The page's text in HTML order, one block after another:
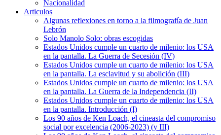
Nacionalidad
Articulos
Algunas reflexiones en torno a la filmografía de Juan
Lebrón
Solo Manolo Solo: obras escogidas
Estados Unidos cumple un cuarto de milenio: los USA
en la pantalla. La Guerra de Secesión (IV)
Estados Unidos cumple un cuarto de milenio: los USA
en la pantalla. La esclavitud y su abolición (III)
Estados Unidos cumple un cuarto de milenio: los USA
en la pantalla. La Guerra de la Independencia (II)
Estados Unidos cumple un cuarto de milenio: los USA
en la pantalla. Introducción (I)
Los 90 años de Ken Loach, el cineasta del compromiso
social por excelencia (2006-2023) (y III)